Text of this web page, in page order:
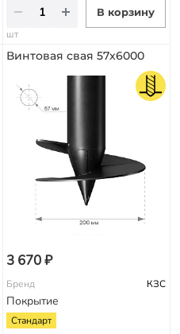
В корзину
шт
Винтовая свая 57х6000
3 670 ₽
Бренд КЗС
Покрытие
Стандарт